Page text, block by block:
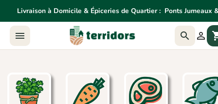
Livraison à Domicile & Épiceries de Quartier :Ponts Jumeaux
  
Livraison à Domicile & Épiceries de Quartier:Ponts
Agne